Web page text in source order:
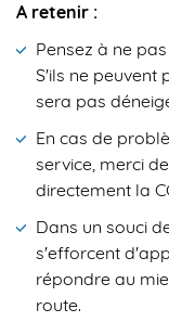
A retenir :
Pensez à ne
S'ils ne peuvent
sera pas
En cas de
service, merci
directement la
Dans un souci
s'efforcent
répondre au
route.